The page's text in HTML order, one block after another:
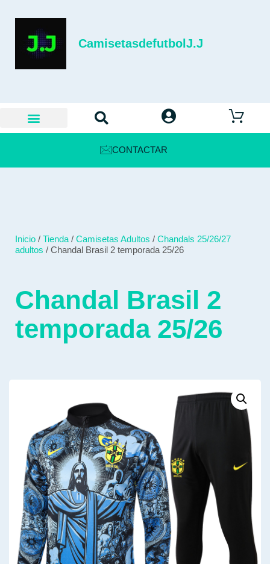
CamisetasdefutbolJ.J
CONTACTAR
Inicio / Tienda / Camisetas Adultos / Chandals 25/26/27
adultos / Chandal Brasil 2 temporada 25/26
Chandal Brasil 2
temporada 25/26